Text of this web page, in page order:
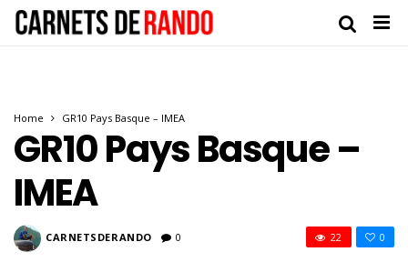
Home GR10 Pays Basque – IMEA
GR10 Pays Basque –
IMEA
CARNETSDERANDO 0 0
22